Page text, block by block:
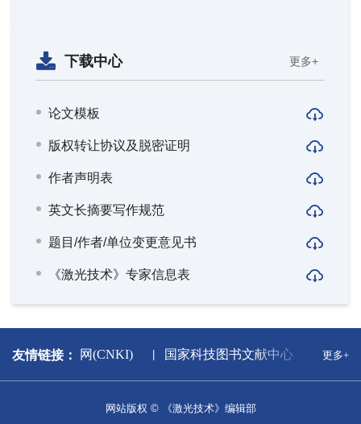
下载中心 更多+
论文模板
版权转让协议及脱密证明
作者声明表
英文长摘要写作规范
题目/作者/单位变更意见书
《激光技术》专家信息表
友情链接：
中国知网(CNKI) 国家科技图书文献中心 万方数
更多+
网站版权 © 《激光技术》编辑部